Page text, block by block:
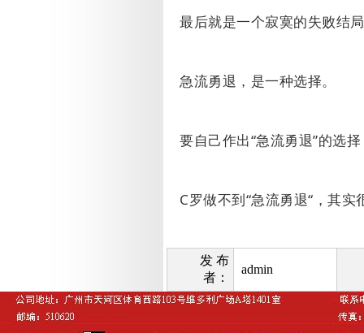
最后就是一个寂寞的失败结
急流勇退，是一种选择。
要自己作出“急流勇退”的选
C罗做不到“急流勇退“，其
发 布
者：
admin